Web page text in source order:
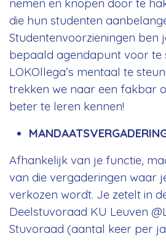
nemen en knopen door te
die hun studenten
Studentenvoorzieningen ben
bepaald agendapunt voor te
LOKOllega’s mentaal te
trekken we naar een fakbar
beter te leren kennen!
Afhankelijk van je functie,
van die vergaderingen waar
verkozen wordt. Je zetelt in
Deelstuvoraad KU Leuven
Stuvoraad (aantal keer per